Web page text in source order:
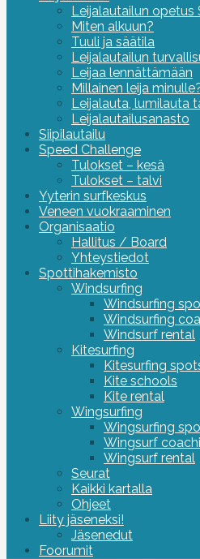
Leijalautailun opetus
Miten alkuun?
Tuuli ja säätila
Leijalautailun
Leijaa lennättämään
Millainen leija
Leijalauta, lumilauta
Leijalautailusanasto
Siipilautailu
Speed Challenge
Tulokset – kesä
Tulokset – talvi
Yyterin surfkeskus
Veneen vuokraaminen
Organisaatio
Hallitus / Board
Yhteystiedot
Spottihakemisto
Windsurfing
Windsurfing
Windsurfing
Windsurf rental
Kitesurfing
Kitesurfing
Kite schools
Kite rental
Wingsurfing
Wingsurfing
Wingsurf
Wingsurf rental
Seurat
Kaikki kartalla
Ohjeet
Liity jäseneksi!
Jäsenedut
Foorumit